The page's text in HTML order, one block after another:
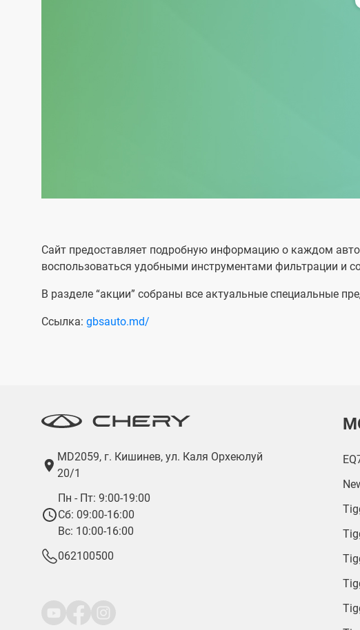
Сайт предоставляет подробную информацию о каждом
воспользоваться удобными инструментами фильтрации и
В разделе “акции” собраны все актуальные специальные
Ссылка: gbsauto.md/
MD2059, г. Кишинев, ул. Каля Орхеюлуй
20/1
Пн - Пт: 9:00-19:00
Сб: 09:00-16:00
Вс: 10:00-16:00
062100500